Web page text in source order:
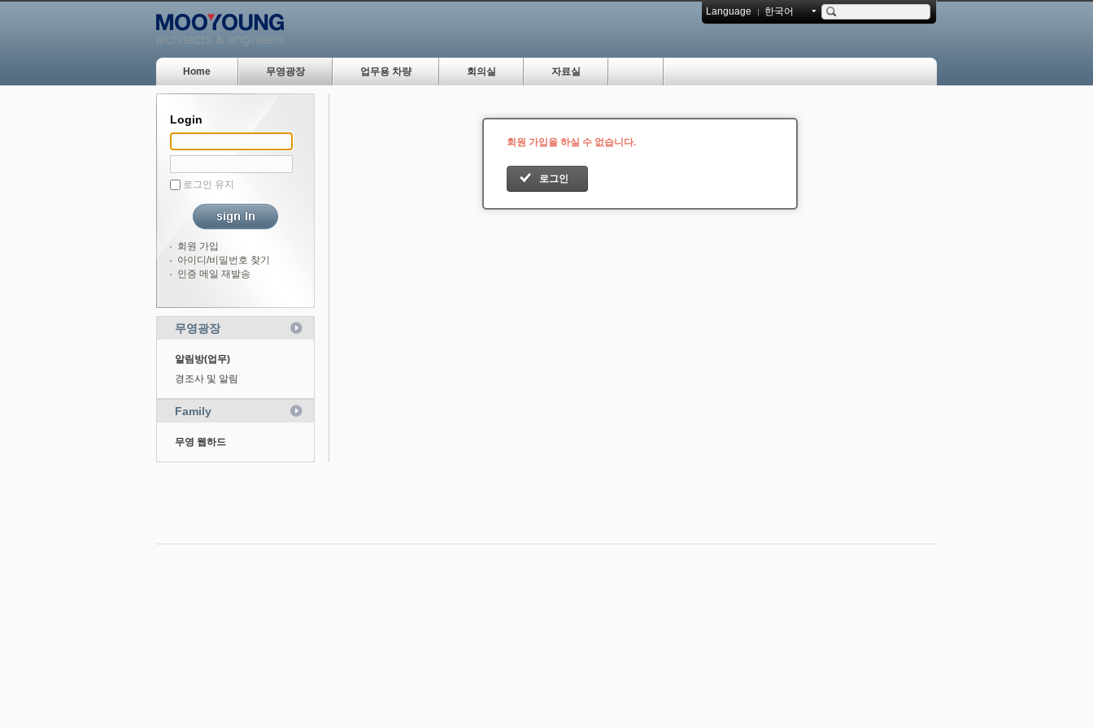
Language 한국어
Home 무영광장 업무용 차량 회의실 자료실
Login
로그인 유지
회원 가입
아이디/비밀번호 찾기
인증 메일 재발송
무영광장
알림방(업무)
경조사 및 알림
Family
무영 웹하드
회원 가입을 하실 수 없습니다.
로그인